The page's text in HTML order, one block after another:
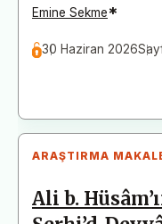
Emine Sekme*
30 Haziran 2026
ARAŞTIRMA
Ali b.